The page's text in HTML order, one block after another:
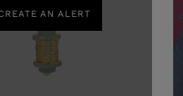
AN ALERT